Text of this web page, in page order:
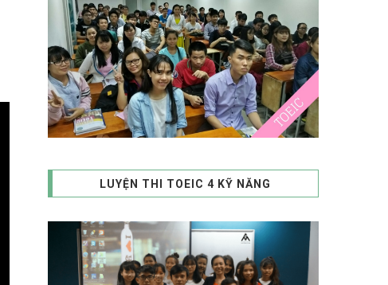
LUYỆN THI TOEIC 4 KỸ NĂNG